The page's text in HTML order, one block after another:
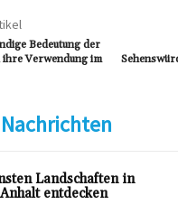
Bedeutung der
Verwendung im
Landschaften in
entdecken